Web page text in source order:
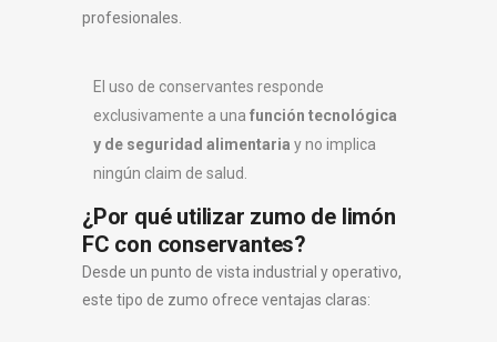
profesionales.
El uso de conservantes responde
exclusivamente a una función tecnológica
y de seguridad alimentaria y no implica
ningún claim de salud.
¿Por qué utilizar zumo de limón
FC con conservantes?
Desde un punto de vista industrial y operativo,
este tipo de zumo ofrece ventajas claras: